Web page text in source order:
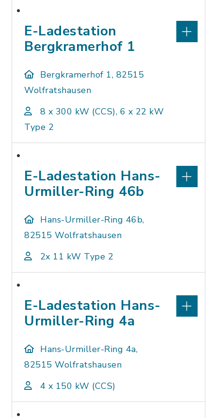
E-Ladestation
Bergkramerhof 1
Bergkramerhof 1, 82515
Wolfratshausen
8 x 300 kW (CCS), 6 x 22 kW
Type 2
E-Ladestation Hans-
Urmiller-Ring 46b
Hans-Urmiller-Ring 46b,
82515 Wolfratshausen
2x 11 kW Type 2
E-Ladestation Hans-
Urmiller-Ring 4a
Hans-Urmiller-Ring 4a,
82515 Wolfratshausen
4 x 150 kW (CCS)